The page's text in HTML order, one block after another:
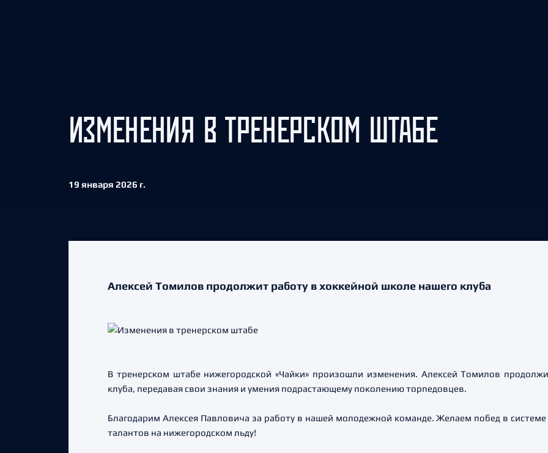
ИЗМЕНЕНИЯ В ТРЕНЕРСКОМ ШТАБЕ
19 января 2026 г.
Алексей Томилов продолжит работу в хоккейной школе нашего клуба
В тренерском штабе нижегородской «Чайки» произошли изменения. Алексей Томилов
клуба, передавая свои знания и умения подрастающему поколению торпедовцев.
Благодарим Алексея Павловича за работу в нашей молодежной команде. Желаем побед в
талантов на нижегородском льду!